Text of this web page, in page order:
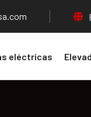
eléctricas